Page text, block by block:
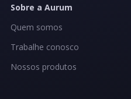
Sobre a Aurum
Quem somos
Trabalhe conosco
Nossos produtos